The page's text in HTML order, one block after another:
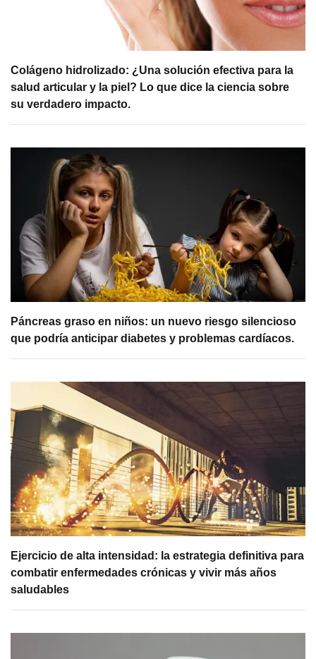
Colágeno hidrolizado: ¿Una solución efectiva para la
salud articular y la piel? Lo que dice la ciencia sobre
su verdadero impacto.
Páncreas graso en niños: un nuevo riesgo silencioso
que podría anticipar diabetes y problemas cardíacos.
Ejercicio de alta intensidad: la estrategia definitiva para
combatir enfermedades crónicas y vivir más años
saludables